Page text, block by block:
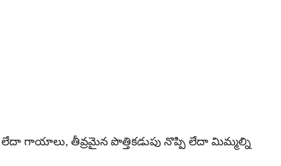
లేదా గాయాలు, తీవ్రమైన పొత్తికడుపు నొప్పి లేదా మిమ్మల్ని